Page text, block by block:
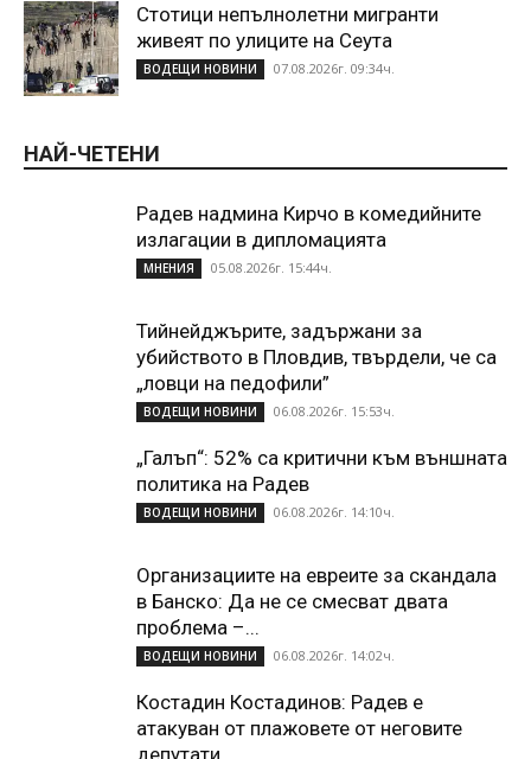
Стотици непълнолетни мигранти
живеят по улиците на Сеута
ВОДЕЩИ НОВИНИ 07.08.2026г. 09:34ч.
НАЙ-ЧЕТЕНИ
Радев надмина Кирчо в комедийните
излагации в дипломацията
МНЕНИЯ 05.08.2026г. 15:44ч.
Тийнейджърите, задържани за
убийството в Пловдив, твърдели, че са
„ловци на педофили”
ВОДЕЩИ НОВИНИ 06.08.2026г. 15:53ч.
„Галъп“: 52% са критични към външната
политика на Радев
ВОДЕЩИ НОВИНИ 06.08.2026г. 14:10ч.
Организациите на евреите за скандала
в Банско: Да не се смесват двата
проблема –...
ВОДЕЩИ НОВИНИ 06.08.2026г. 14:02ч.
Костадин Костадинов: Радев е
атакуван от плажoвете от неговите